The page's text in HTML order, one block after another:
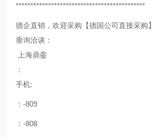
********************************************
德企直销，欢迎采购【德国公司直接采购】
垂询洽谈：
上海鼎銮
：
手机:
：-809
：-808